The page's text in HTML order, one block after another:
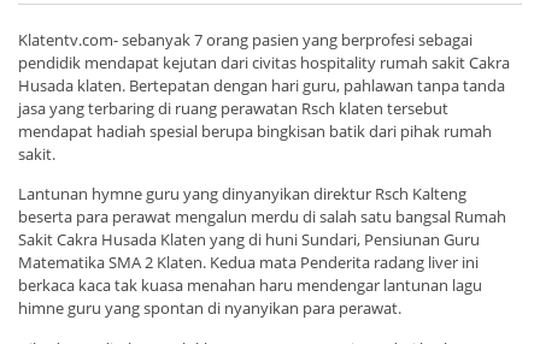
Klatentv.com- sebanyak 7 orang pasien yang berprofesi sebagai
pendidik mendapat kejutan dari civitas hospitality rumah sakit Cakra
Husada klaten. Bertepatan dengan hari guru, pahlawan tanpa tanda
jasa yang terbaring di ruang perawatan Rsch klaten tersebut
mendapat hadiah spesial berupa bingkisan batik dari pihak rumah
sakit.
Lantunan hymne guru yang dinyanyikan direktur Rsch Kalteng
beserta para perawat mengalun merdu di salah satu bangsal Rumah
Sakit Cakra Husada Klaten yang di huni Sundari, Pensiunan Guru
Matematika SMA 2 Klaten. Kedua mata Penderita radang liver ini
berkaca kaca tak kuasa menahan haru mendengar lantunan lagu
himne guru yang spontan di nyanyikan para perawat.